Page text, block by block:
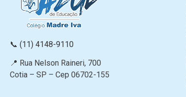
📞 (11) 4148-9110
📍 Rua Nelson Raineri, 700
Cotia – SP – Cep 06702-155